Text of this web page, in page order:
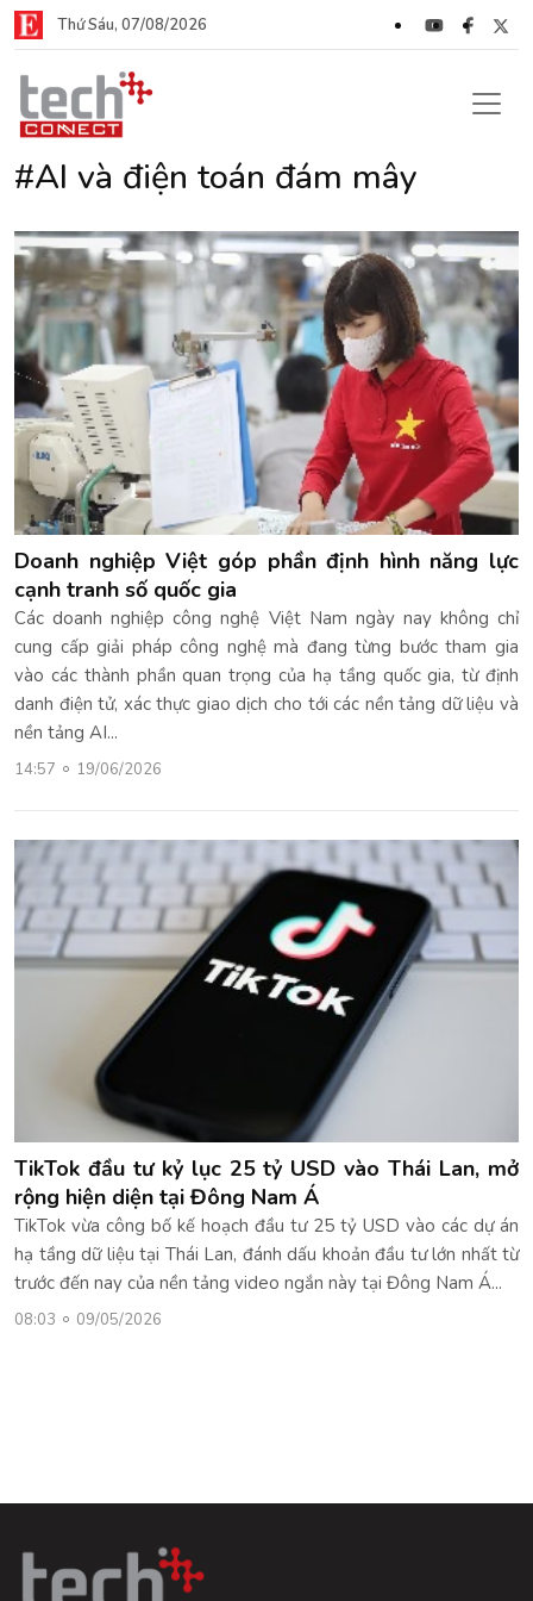
Thứ Sáu, 07/08/2026
#AI và điện toán đám mây
Doanh nghiệp Việt góp phần định hình năng lực
cạnh tranh số quốc gia
Các doanh nghiệp công nghệ Việt Nam ngày nay không chỉ
cung cấp giải pháp công nghệ mà đang từng bước tham gia
vào các thành phần quan trọng của hạ tầng quốc gia, từ định
danh điện tử, xác thực giao dịch cho tới các nền tảng dữ liệu và
nền tảng AI...
14:57 19/06/2026
TikTok đầu tư kỷ lục 25 tỷ USD vào Thái Lan, mở
rộng hiện diện tại Đông Nam Á
TikTok vừa công bố kế hoạch đầu tư 25 tỷ USD vào các dự án
hạ tầng dữ liệu tại Thái Lan, đánh dấu khoản đầu tư lớn nhất từ
trước đến nay của nền tảng video ngắn này tại Đông Nam Á...
08:03 09/05/2026